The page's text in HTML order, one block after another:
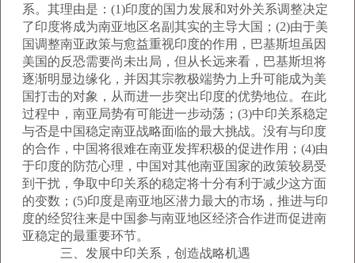
系。其理由是：(1)印度的国力发展和对外关系调整决定
了印度将成为南亚地区名副其实的主导大国；(2)由于美
国调整南亚政策与愈益重视印度的作用，巴基斯坦虽因
美国的反恐需要尚未出局，但从长远来看，巴基斯坦将
逐渐明显边缘化，并因其宗教极端势力上升可能成为美
国打击的对象，从而进一步突出印度的优势地位。在此
过程中，南亚局势有可能进一步动荡；(3)中印关系稳定
与否是中国稳定南亚战略面临的最大挑战。没有与印度
的合作，中国将很难在南亚发挥积极的促进作用；(4)由
于印度的防范心理，中国对其他南亚国家的政策较易受
到干扰，争取中印关系的稳定将十分有利于减少这方面
的变数；(5)印度是南亚地区潜力最大的市场，推进与印
度的经贸往来是中国参与南亚地区经济合作进而促进南
亚稳定的最重要环节。
三、发展中印关系，创造战略机遇